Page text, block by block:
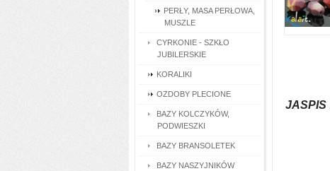
PERŁY, MASA PERŁOWA,
MUSZLE
CYRKONIE - SZKŁO
JUBILERSKIE
KORALIKI
OZDOBY PLECIONE
BAZY KOLCZYKÓW,
PODWIESZKI
BAZY BRANSOLETEK
BAZY NASZYJNIKÓW
JASPIS